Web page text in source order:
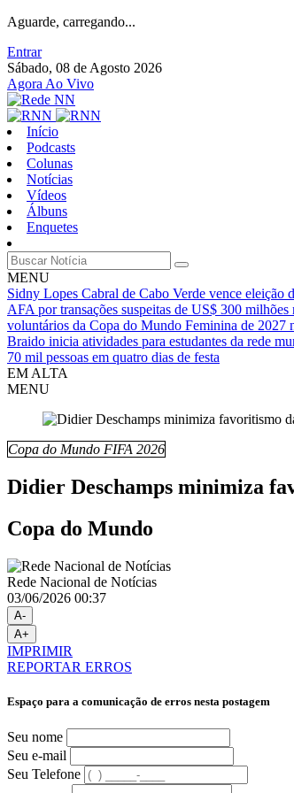
Aguarde, carregando...
Entrar
Sábado, 08 de Agosto 2026
Agora Ao Vivo
Início
Podcasts
Colunas
Notícias
Vídeos
Álbuns
Enquetes
MENU
Sidny Lopes Cabral de Cabo Verde vence
AFA por transações suspeitas de US$ 300 milhões
voluntários da Copa do Mundo Feminina de 2027
Braido inicia atividades para estudantes da rede
70 mil pessoas em quatro dias de festa
EM ALTA
MENU
Copa do Mundo FIFA 2026
Didier Deschamps minimiza
Copa do Mundo
Rede Nacional de Notícias
03/06/2026 00:37
A-
A+
IMPRIMIR
REPORTAR ERROS
Espaço para a comunicação de erros nesta postagem
Seu nome
Seu e-mail
Seu Telefone